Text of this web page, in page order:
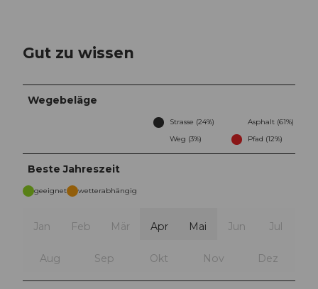
Gut zu wissen
Wegebeläge
Strasse (24%)
Asphalt (61%)
Weg (3%)
Pfad (12%)
Beste Jahreszeit
geeignet wetterabhängig
Jan Feb Mär Apr Mai Jun Jul
Aug Sep Okt Nov Dez